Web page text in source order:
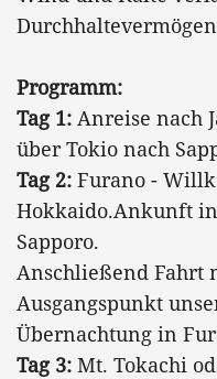
Programm:
Tag 1: Anreise nach
über Tokio nach
Tag 2: Furano -
Hokkaido.Ankunft
Sapporo.
Anschließend Fahrt
Ausgangspunkt
Übernachtung in
Tag 3: Mt. Tokachi